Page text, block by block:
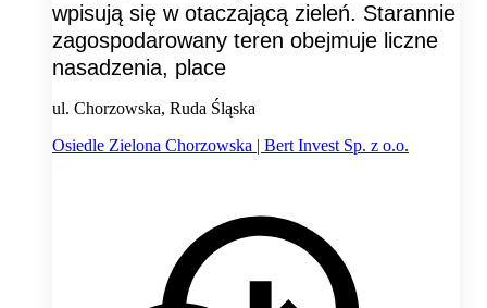
wpisują się w otaczającą zieleń. Starannie
zagospodarowany teren obejmuje liczne
nasadzenia, place
ul. Chorzowska, Ruda Śląska
Osiedle Zielona Chorzowska | Bert Invest Sp. z o.o.